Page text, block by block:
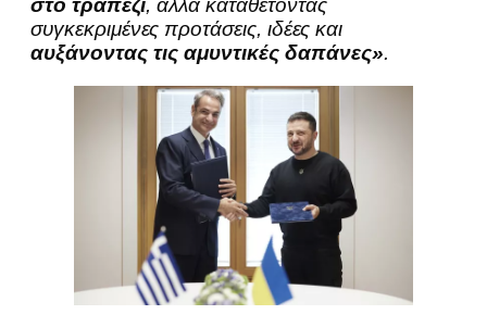
συγκεκριμένες προτάσεις, ιδέες και
αυξάνοντας τις αμυντικές δαπάνες».